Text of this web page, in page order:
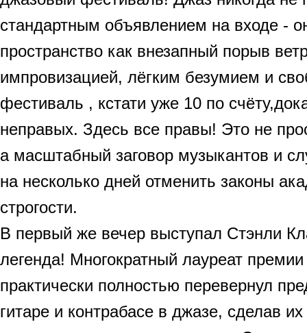
стандартным объявлением на входе -
пространство как внезапный порыв
импровизацией, лёгким безумием и
фестиваль , кстати уже 10 по
неправых. Здесь все правы! Это не
а масштабный заговор музыкантов и
на несколько дней отменить законы
строгости.
В первый же вечер выступал Стэнли
легенда! Многократный лауреат
практически полностью перевернул
гитаре и контрабасе в джазе, сделав